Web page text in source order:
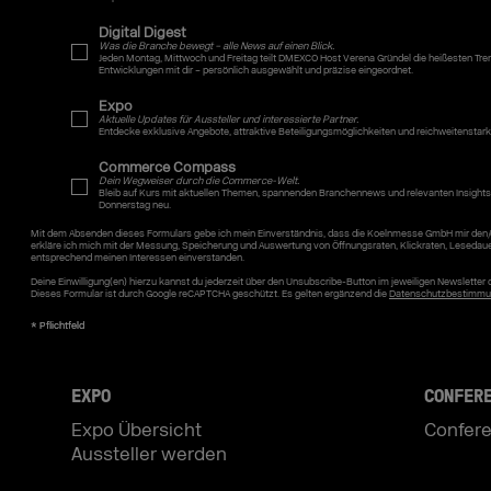
Digital Digest
Was die Branche bewegt – alle News auf einen Blick.
Jeden Montag, Mittwoch und Freitag teilt DMEXCO Host Verena Gründel die heißesten
Entwicklungen mit dir – persönlich ausgewählt und präzise eingeordnet.
Expo
Aktuelle Updates für Aussteller und interessierte Partner.
Entdecke exklusive Angebote, attraktive Beteiligungsmöglichkeiten und
Commerce Compass
Dein Wegweiser durch die Commerce-Welt.
Bleib auf Kurs mit aktuellen Themen, spannenden Branchennews und relevanten
Donnerstag neu.
Mit dem Absenden dieses Formulars gebe ich mein Einverständnis, dass die Koelnmesse GmbH mir
erkläre ich mich mit der Messung, Speicherung und Auswertung von Öffnungsraten, Klickraten,
entsprechend meinen Interessen einverstanden.
Deine Einwilligung(en) hierzu kannst du jederzeit über den Unsubscribe-Button im jeweiligen
Dieses Formular ist durch Google reCAPTCHA geschützt. Es gelten ergänzend die
EXPO
Expo Übersicht
Aussteller werden